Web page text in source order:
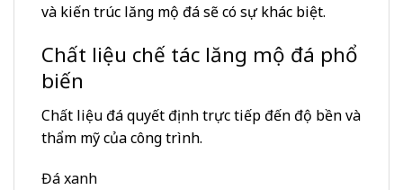
và kiến trúc lăng mộ đá sẽ có sự khác biệt.
Chất liệu chế tác lăng mộ đá phổ
biến
Chất liệu đá quyết định trực tiếp đến độ bền và
thẩm mỹ của công trình.
Đá xanh